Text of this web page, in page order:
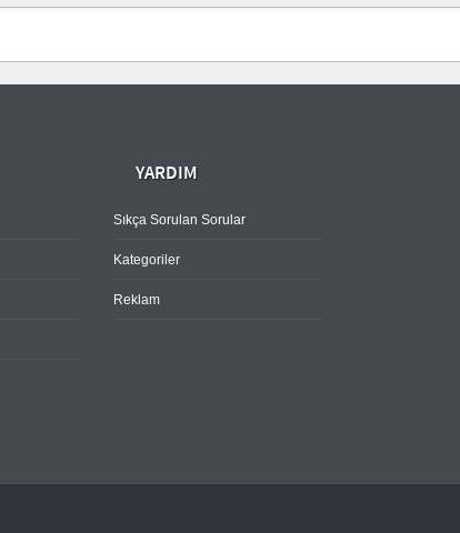
YARDIM
Sıkça Sorulan Sorular
Kategoriler
Reklam